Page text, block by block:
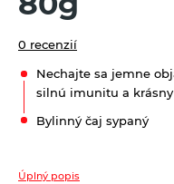
Akciová ponuka
Novinky
Biopotraviny ako darček
Cestoviny
0 recenzií
Nechajte sa jemne
silnú imunitu a krásny
Bylinný čaj sypaný
Úplný popis